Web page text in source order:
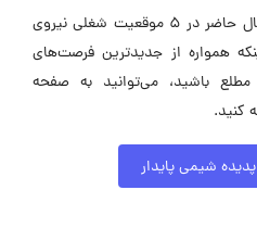
پدیده شیمی پایدار در حال حاضر در ۵ موقعیت شغلی نیروی
همواره از جدیدترین فرصت‌های
باشید، می‌توانید به صفحه
کنید.
شیمی پایدار